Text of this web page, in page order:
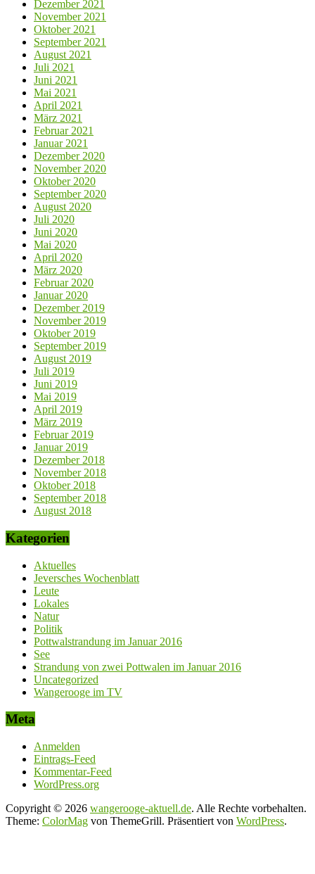
Dezember 2021
November 2021
Oktober 2021
September 2021
August 2021
Juli 2021
Juni 2021
Mai 2021
April 2021
März 2021
Februar 2021
Januar 2021
Dezember 2020
November 2020
Oktober 2020
September 2020
August 2020
Juli 2020
Juni 2020
Mai 2020
April 2020
März 2020
Februar 2020
Januar 2020
Dezember 2019
November 2019
Oktober 2019
September 2019
August 2019
Juli 2019
Juni 2019
Mai 2019
April 2019
März 2019
Februar 2019
Januar 2019
Dezember 2018
November 2018
Oktober 2018
September 2018
August 2018
Kategorien
Aktuelles
Jeversches Wochenblatt
Leute
Lokales
Natur
Politik
Pottwalstrandung im Januar 2016
See
Strandung von zwei Pottwalen im Januar 2016
Uncategorized
Wangerooge im TV
Meta
Anmelden
Eintrags-Feed
Kommentar-Feed
WordPress.org
Copyright © 2026 wangerooge-aktuell.de. Alle Rechte vorbehalten.
Theme: ColorMag von ThemeGrill. Präsentiert von WordPress.